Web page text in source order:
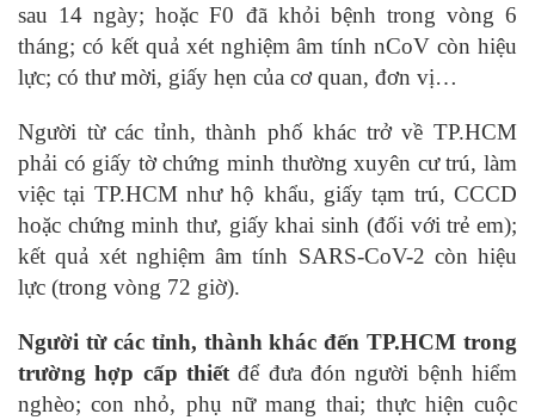
sau 14 ngày; hoặc F0 đã khỏi bệnh trong vòng 6
tháng; có kết quả xét nghiệm âm tính nCoV còn hiệu
lực; có thư mời, giấy hẹn của cơ quan, đơn vị…
Người từ các tỉnh, thành phố khác trở về TP.HCM
phải có giấy tờ chứng minh thường xuyên cư trú, làm
việc tại TP.HCM như hộ khẩu, giấy tạm trú, CCCD
hoặc chứng minh thư, giấy khai sinh (đối với trẻ em);
kết quả xét nghiệm âm tính SARS-CoV-2 còn hiệu
lực (trong vòng 72 giờ).
Người từ các tỉnh, thành khác đến TP.HCM trong
trường hợp cấp thiết để đưa đón người bệnh hiểm
nghèo; con nhỏ, phụ nữ mang thai; thực hiện cuộc